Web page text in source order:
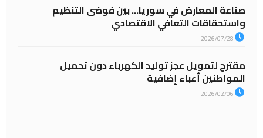
صناعة المعارض في سوريا… بين فوضى التنظيم
واستحقاقات التعافي الاقتصادي
مقترح لتمويل عجز توليد الكهرباء دون تحميل
المواطنين أعباء إضافية